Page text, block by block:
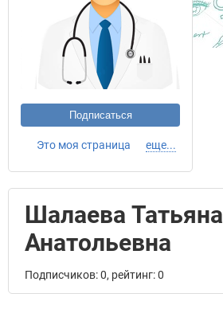
Подписаться
Это моя страница еще...
Шалаева Татьяна
Анатольевна
Подписчиков: 0, рейтинг: 0